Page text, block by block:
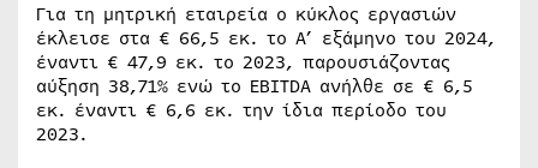
Για τη μητρική εταιρεία ο κύκλος εργασιών
έκλεισε στα € 66,5 εκ. το Α’ εξάμηνο του 2024,
έναντι € 47,9 εκ. το 2023, παρουσιάζοντας
αύξηση 38,71% ενώ το EBITDA ανήλθε σε € 6,5
εκ. έναντι € 6,6 εκ. την ίδια περίοδο του
2023.